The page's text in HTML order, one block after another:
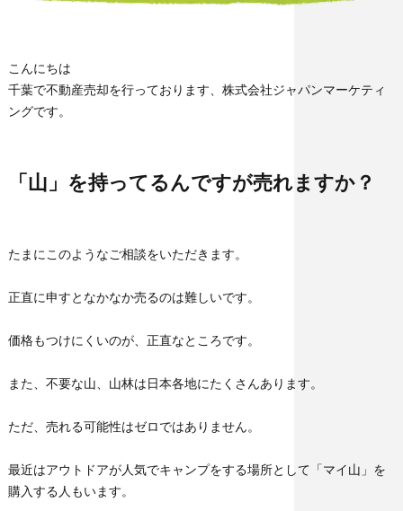
こんにちは
千葉で不動産売却を行っております、株式会社ジャパンマーケティ
ングです。
「山」を持ってるんですが売れますか？
たまにこのようなご相談をいただきます。
正直に申すとなかなか売るのは難しいです。
価格もつけにくいのが、正直なところです。
また、不要な山、山林は日本各地にたくさんあります。
ただ、売れる可能性はゼロではありません。
最近はアウトドアが人気でキャンプをする場所として「マイ山」を
購入する人もいます。